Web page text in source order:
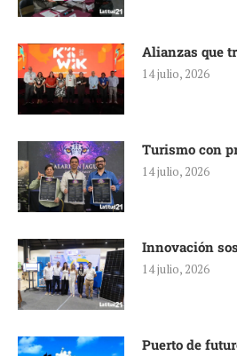
Alianzas que
14 julio, 2026
Turismo con
14 julio, 2026
Innovación
14 julio, 2026
Puerto de